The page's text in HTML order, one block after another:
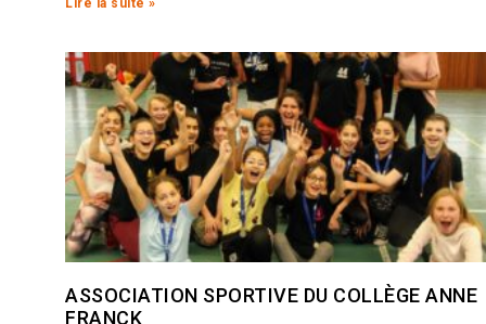
Lire la suite »
ASSOCIATION SPORTIVE DU COLLÈGE ANNE
FRANCK